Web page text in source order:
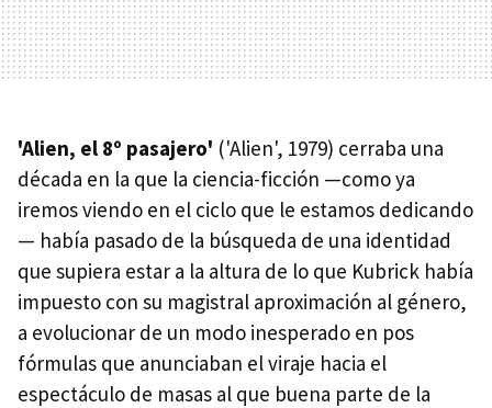
'Alien, el 8º pasajero' ('Alien', 1979) cerraba una
década en la que la ciencia-ficción —como ya
iremos viendo en el ciclo que le estamos dedicando
— había pasado de la búsqueda de una identidad
que supiera estar a la altura de lo que Kubrick había
impuesto con su magistral aproximación al género,
a evolucionar de un modo inesperado en pos
fórmulas que anunciaban el viraje hacia el
espectáculo de masas al que buena parte de la